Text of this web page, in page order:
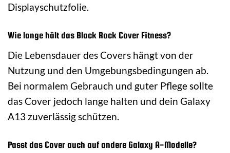
Displayschutzfolie.
Wie lange hält das Black Rock Cover Fitness?
Die Lebensdauer des Covers hängt von der
Nutzung und den Umgebungsbedingungen ab.
Bei normalem Gebrauch und guter Pflege sollte
das Cover jedoch lange halten und dein Galaxy
A13 zuverlässig schützen.
Passt das Cover auch auf andere Galaxy A-Modelle?